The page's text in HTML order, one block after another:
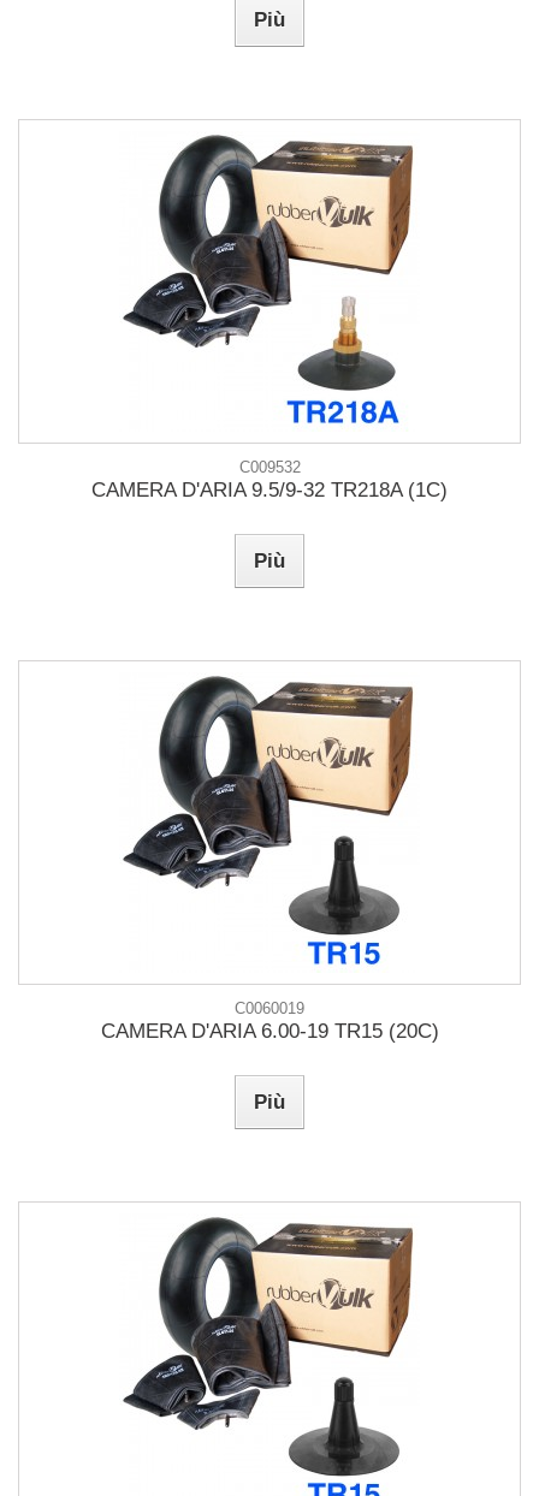
Più
C009532
CAMERA D'ARIA 9.5/9-32 TR218A (1C)
Più
C0060019
CAMERA D'ARIA 6.00-19 TR15 (20C)
Più